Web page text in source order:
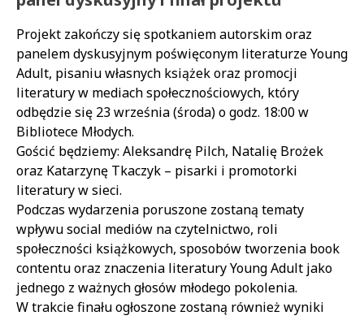
Projekt zakończy się spotkaniem autorskim oraz
panelem dyskusyjnym poświęconym literaturze Young
Adult, pisaniu własnych książek oraz promocji
literatury w mediach społecznościowych, który
odbędzie się 23 września (środa) o godz. 18:00 w
Bibliotece Młodych.
Gościć będziemy: Aleksandrę Pilch, Natalię Brożek
oraz Katarzynę Tkaczyk – pisarki i promotorki
literatury w sieci.
Podczas wydarzenia poruszone zostaną tematy
wpływu social mediów na czytelnictwo, roli
społeczności książkowych, sposobów tworzenia book
contentu oraz znaczenia literatury Young Adult jako
jednego z ważnych głosów młodego pokolenia.
W trakcie finału ogłoszone zostaną również wyniki